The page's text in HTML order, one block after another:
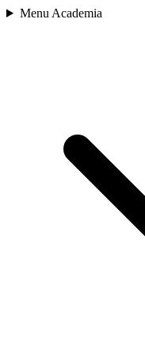
Menu Academia